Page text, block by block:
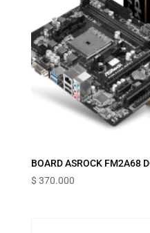
BOARD ASROCK FM2A68
$ 370.000